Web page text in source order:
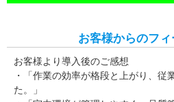
お客様からのフ
お客様より導入後のご感想
・「作業の効率が格段と上がり、従
た。」